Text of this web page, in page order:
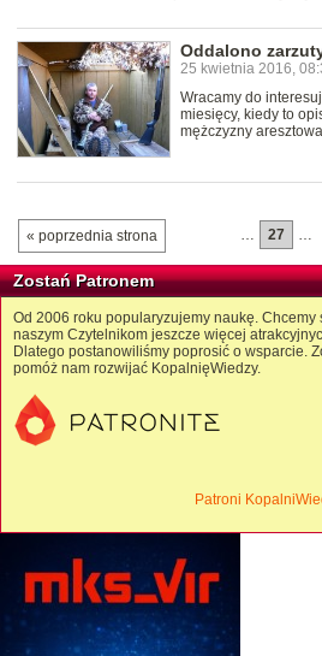
Oddalono
25 kwietnia 2016,
Wracamy do
miesięcy, kiedy to
mężczyzny
« poprzednia strona … 27 …
Zostań Patronem
Od 2006 roku popularyzujemy naukę. Chcemy
naszym Czytelnikom jeszcze więcej
Dlatego postanowiliśmy poprosić o wsparcie.
pomóż nam rozwijać KopalnięWiedzy.
Patroni